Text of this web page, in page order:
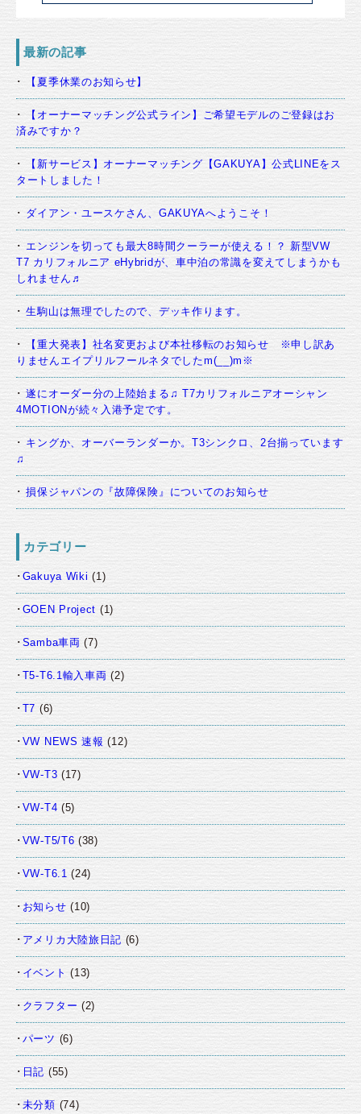
最新の記事
【夏季休業のお知らせ】
【オーナーマッチング公式ライン】ご希望モデルのご登録はお
済みですか？
【新サービス】オーナーマッチング【GAKUYA】公式LINEをス
タートしました！
ダイアン・ユースケさん、GAKUYAへようこそ！
エンジンを切っても最大8時間クーラーが使える！？ 新型VW
T7 カリフォルニア eHybridが、車中泊の常識を変えてしまうかも
しれません♬
生駒山は無理でしたので、デッキ作ります。
【重大発表】社名変更および本社移転のお知らせ ※申し訳あ
りませんエイプリルフールネタでしたm(__)m※
遂にオーダー分の上陸始まる♫ T7カリフォルニアオーシャン
4MOTIONが続々入港予定です。
キングか、オーバーランダーか。T3シンクロ、2台揃っています
♫
損保ジャパンの『故障保険』についてのお知らせ
カテゴリー
Gakuya Wiki (1)
GOEN Project (1)
Samba車両 (7)
T5-T6.1輸入車両 (2)
T7 (6)
VW NEWS 速報 (12)
VW-T3 (17)
VW-T4 (5)
VW-T5/T6 (38)
VW-T6.1 (24)
お知らせ (10)
アメリカ大陸旅日記 (6)
イベント (13)
クラフター (2)
パーツ (6)
日記 (55)
未分類 (74)